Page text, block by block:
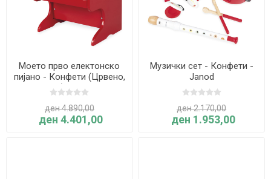
Моето прво електонско
пијано - Конфети (Црвено,
2026) - Janod
ден 4.890,00
ден 4.401,00
Музички сет - Конфети -
Janod
ден 2.170,00
ден 1.953,00